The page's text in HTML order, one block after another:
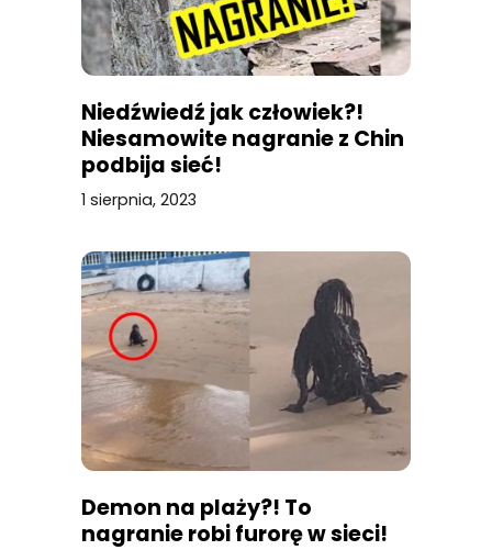
Niedźwiedź jak człowiek?!
Niesamowite nagranie z Chin
podbija sieć!
1 sierpnia, 2023
Demon na plaży?! To
nagranie robi furorę w sieci!